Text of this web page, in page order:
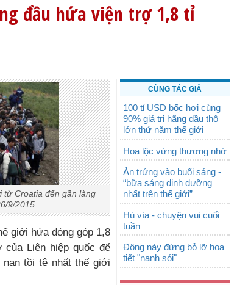
đầu hứa viện trợ 1,8 tỉ
từ Croatia đến gần làng
9/2015.
giới hứa đóng góp 1,8
Liên hiệp quốc để
tồi tệ nhất thế giới
CÙNG TÁC GIẢ
100 tỉ USD bốc hơi cùng
90% giá trị hãng dầu thô
lớn thứ năm thế giới
Hoa lộc vừng thương nhớ
Ăn trứng vào buổi sáng -
“bữa sáng dinh dưỡng
nhất trên thế giới”
Hú vía - chuyện vui cuối
tuần
Đông này đừng bỏ lỡ họa
tiết "nanh sói"